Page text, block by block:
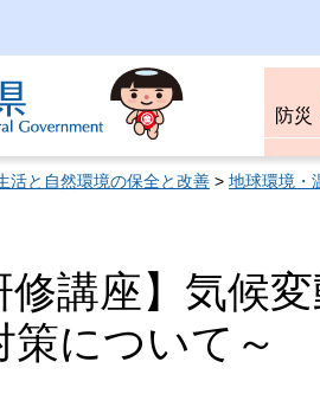
防災
活と自然環境の保全と改善 > 地球環境・
修講座】気候
について～